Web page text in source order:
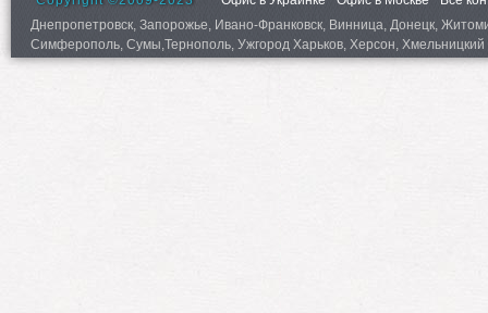
Днепропетровск, Запорожье, Ивано-Франковск, Винница, Донецк,
Симферополь, Сумы,Тернополь, Ужгород Харьков, Херсон,